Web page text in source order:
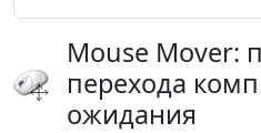
Mouse Mover:
перехода
ожидания